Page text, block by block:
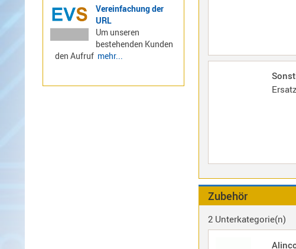
Multiband
Nagoya
Vereinfachung der
URL
Um unseren
bestehenden Kunden
den Aufruf mehr...
Zubehör
2 Unterkategorie(n)